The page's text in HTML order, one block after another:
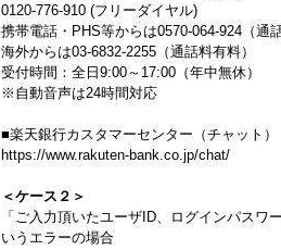
0120-776-910 (フリーダイヤル)
携帯電話・PHS等からは0570-064-924（通
海外からは03-6832-2255（通話料有料）
受付時間：全日9:00～17:00（年中無休）
※自動音声は24時間対応
■楽天銀行カスタマーセンター（チャット）
https://www.rakuten-bank.co.jp/chat/
＜ケース２＞
「ご入力頂いたユーザID、ログインパス
いうエラーの場合